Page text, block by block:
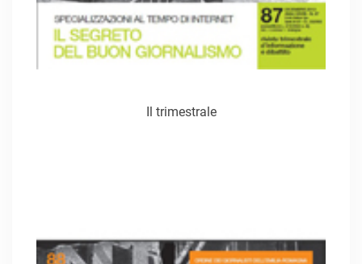
Il trimestrale